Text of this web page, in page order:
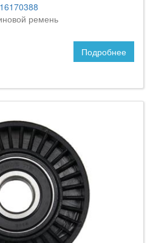
ремень
Подробнее